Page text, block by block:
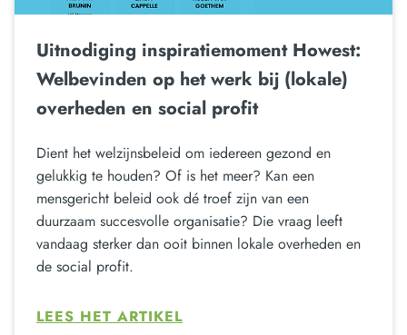
Uitnodiging inspiratiemoment Howest:
Welbevinden op het werk bij (lokale)
overheden en social profit
Dient het welzijnsbeleid om iedereen gezond en
gelukkig te houden? Of is het meer? Kan een
mensgericht beleid ook dé troef zijn van een
duurzaam succesvolle organisatie? Die vraag leeft
vandaag sterker dan ooit binnen lokale overheden en
de social profit.
LEES HET ARTIKEL